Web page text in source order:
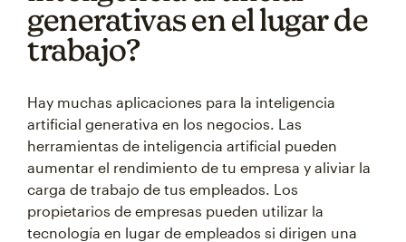
generativas en el lugar de
trabajo?
Hay muchas aplicaciones para la inteligencia
artificial generativa en los negocios. Las
herramientas de inteligencia artificial pueden
aumentar el rendimiento de tu empresa y aliviar la
carga de trabajo de tus empleados. Los
propietarios de empresas pueden utilizar la
tecnología en lugar de empleados si dirigen una